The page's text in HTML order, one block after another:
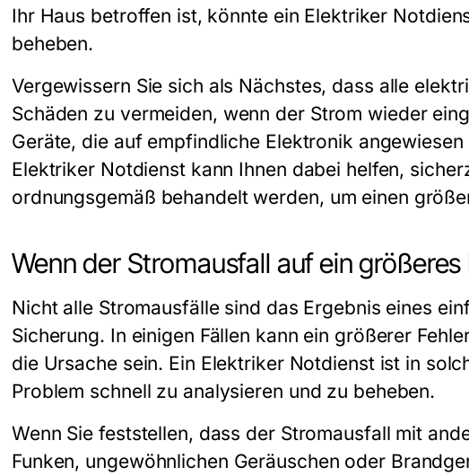
Ihr Haus betroffen ist, könnte ein Elektriker
beheben.
Vergewissern Sie sich als Nächstes, dass alle
Schäden zu vermeiden, wenn der Strom wieder
Geräte, die auf empfindliche Elektronik
Elektriker Notdienstkann Ihnen dabei helfen,
ordnungsgemäß behandelt werden, um einen
Wenn der Stromausfall auf ein
Nicht alle Stromausfälle sind das Ergebnis eines
Sicherung. In einigen Fällen kann ein größerer
die Ursache sein. Ein Elektriker Notdienstist in
Problem schnell zu analysieren und zu beheben.
Wenn Sie feststellen, dass der Stromausfall mit
Funken, ungewöhnlichen Geräuschen oder